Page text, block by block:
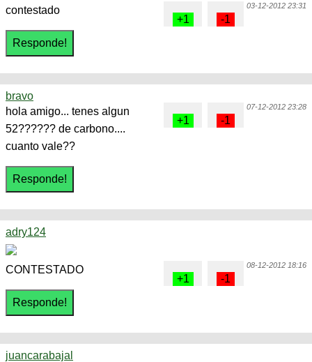
03-12-2012 23:31
contestado
bravo
07-12-2012 23:28
hola amigo... tenes algun
52?????? de carbono....
cuanto vale??
adry124
08-12-2012 18:16
CONTESTADO
juancarabajal